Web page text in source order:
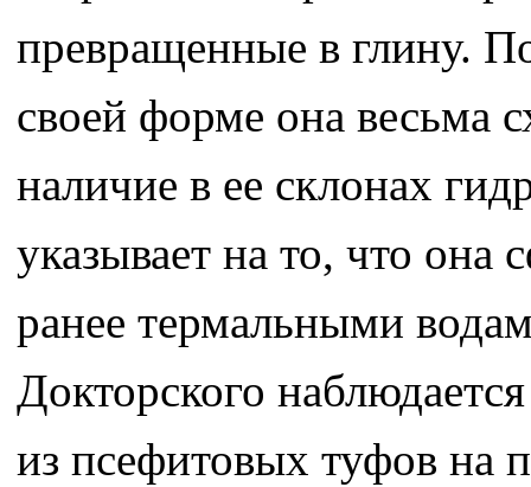
превращенные в глину.
своей форме она весьма
наличие в ее склонах
указывает на то, что
ранее термальными
Докторского
из псефитовых туфов на